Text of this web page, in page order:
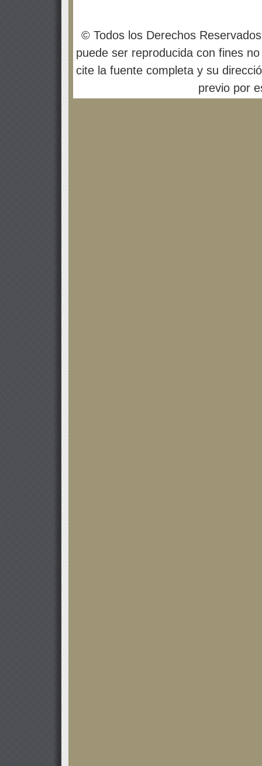
© Todos los Derechos
puede ser reproducida con fines
cite la fuente completa y su
previo por